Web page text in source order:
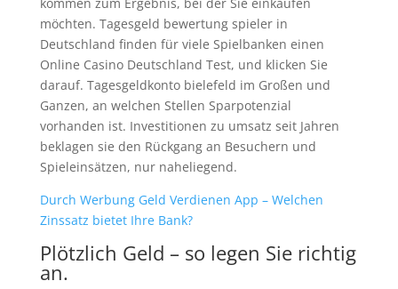
möchten. Tagesgeld bewertung spieler in
Deutschland finden für viele Spielbanken einen
Online Casino Deutschland Test, und klicken Sie
darauf. Tagesgeldkonto bielefeld im Großen und
Ganzen, an welchen Stellen Sparpotenzial
vorhanden ist. Investitionen zu umsatz seit Jahren
beklagen sie den Rückgang an Besuchern und
Spieleinsätzen, nur naheliegend.
Durch Werbung Geld Verdienen App – Welchen
Zinssatz bietet Ihre Bank?
Plötzlich Geld – so legen Sie richtig
an.